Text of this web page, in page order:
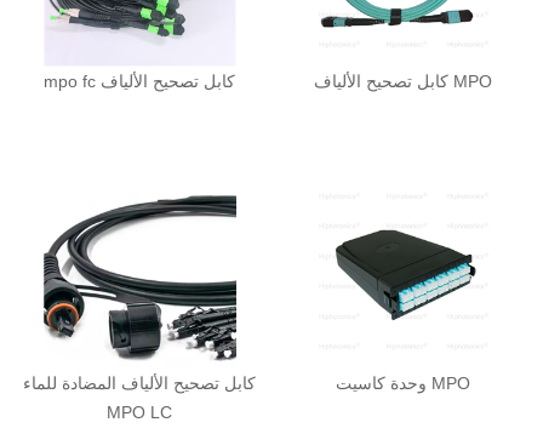
mpo fc كابل تصحيح الألياف كابل تصحيح الألياف MPO
كابل تصحيح الألياف المضادة للماء
MPO LC
وحدة كاسيت MPO